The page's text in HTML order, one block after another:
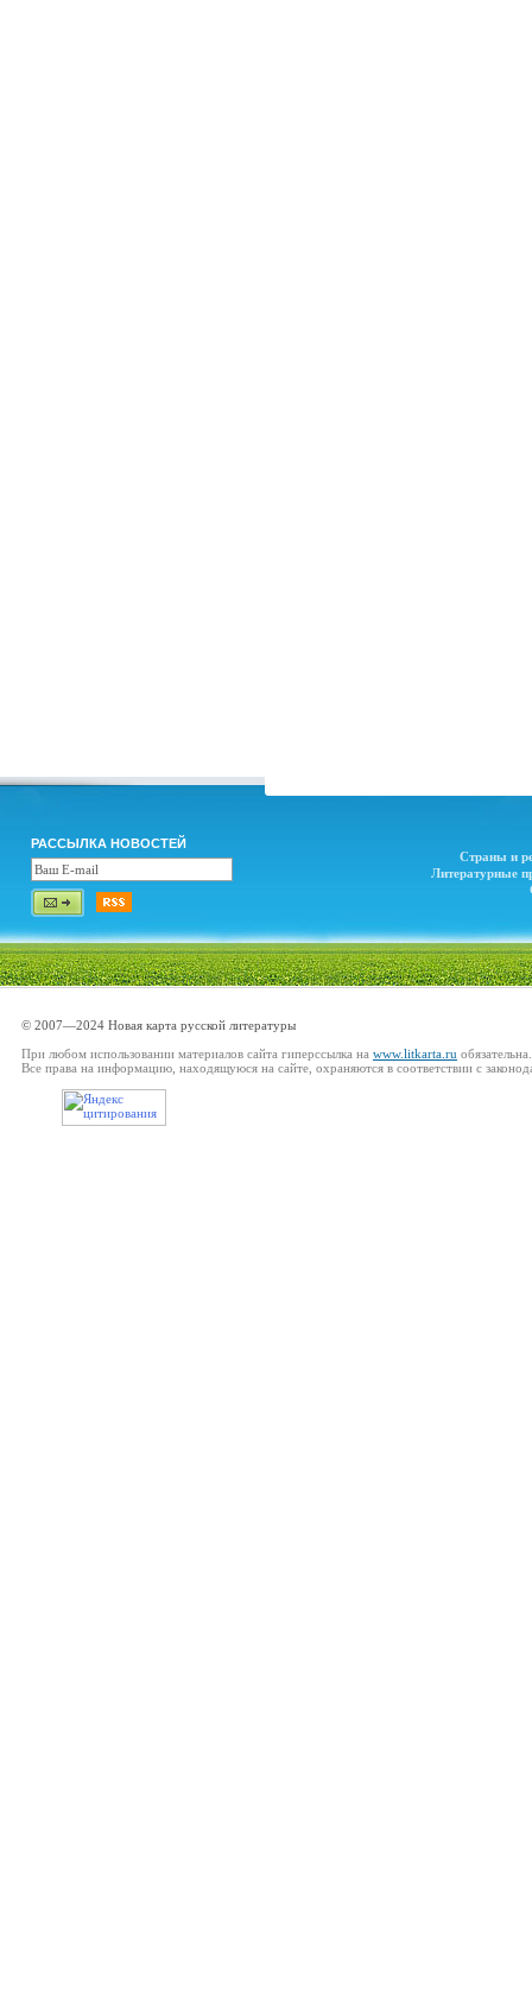
РАССЫЛКА НОВОСТЕЙ
Страны и
Литературные
© 2007—2024 Новая карта русской литературы
При любом использовании материалов сайта гиперссылка на www.litkarta.ru обязательна.
Все права на информацию, находящуюся на сайте, охраняются в соответствии с